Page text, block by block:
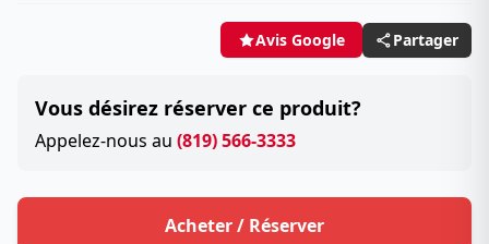
Avis Google Partager
Vous désirez réserver ce produit?
Appelez-nous au (819) 566-3333
Acheter / Réserver